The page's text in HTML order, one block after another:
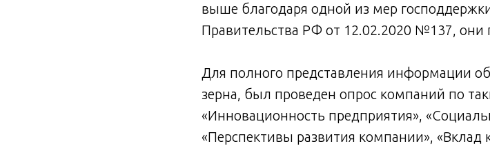
выше благодаря одной из мер
Правительства РФ от 12.02.2020 №137, они
Для полного представления информации
зерна, был проведен опрос компаний по
«Инновационность предприятия»,
«Перспективы развития компании», «Вклад